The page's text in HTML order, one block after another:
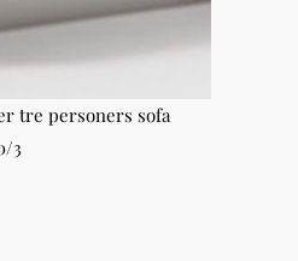
tre personers sofa
3